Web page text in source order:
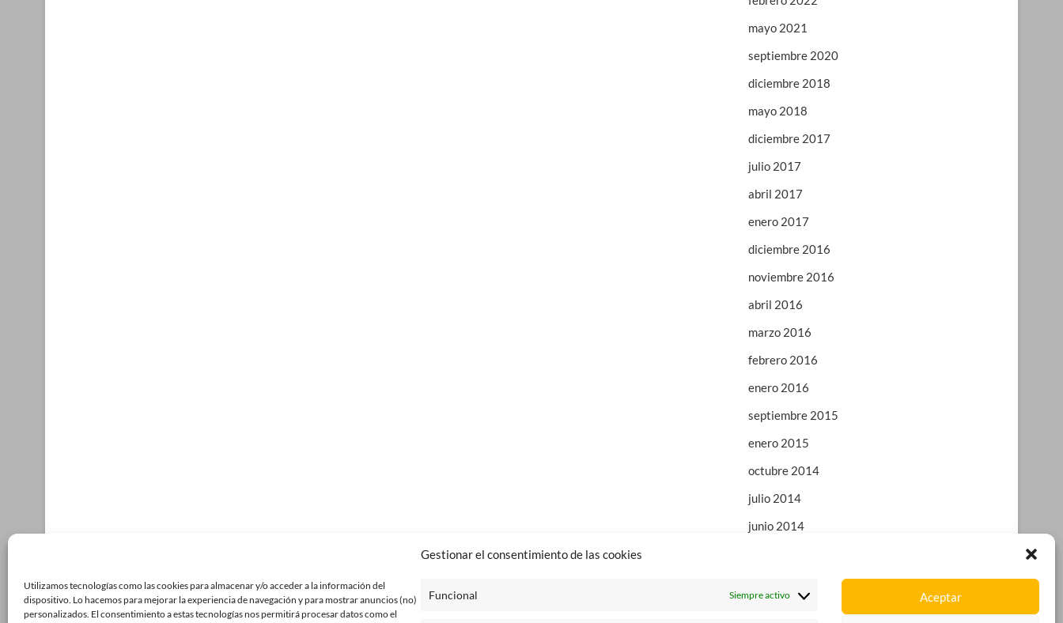
Gestionar el consentimiento de las cookies
Utilizamos tecnologías como las cookies para almacenar y/o acceder a la información del
dispositivo. Lo hacemos para mejorar la experiencia de navegación y para mostrar anuncios (no)
personalizados. El consentimiento a estas tecnologías nos permitirá procesar datos como el
Funcional Siempre activo Aceptar
mayo 2021
septiembre 2020
diciembre 2018
mayo 2018
diciembre 2017
julio 2017
abril 2017
enero 2017
diciembre 2016
noviembre 2016
abril 2016
marzo 2016
febrero 2016
enero 2016
septiembre 2015
enero 2015
octubre 2014
julio 2014
junio 2014